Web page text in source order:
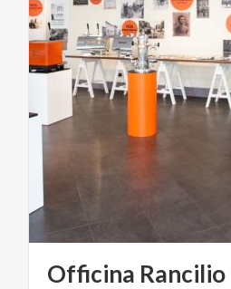
Officina Rancilio